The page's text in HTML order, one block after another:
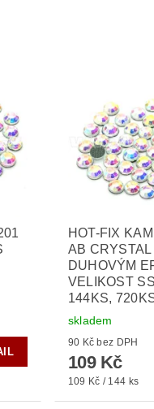
HOT-FIX
AB
DUHOVÝM
VELIKOST
144KS,
skladem
90 Kč bez DPH
109 Kč
109 Kč / 144 ks